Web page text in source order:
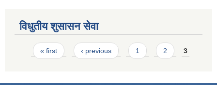
विधुतीय शुसासन सेवा
Pages
« first ‹ previous 1 2 3